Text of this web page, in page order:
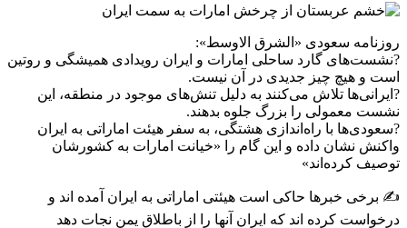
روزنامه سعودی «الشرق الاوسط»:
?نشست‌های گارد ساحلی امارات و ایران رویدادی همیشگی و روتین
است و هیچ چیز جدیدی در آن نیست.
?ایرانی‌ها تلاش می‌کنند به دلیل تنش‌های موجود در منطقه، این
نشست معمولی را بزرگ جلوه بدهند.
?سعودی‌ها با راه‌اندازی هشتگی، به سفر هیئت اماراتی به ایران
واکنش نشان داده و این گام را «خیانت امارات به کشورشان
توصیف کرده‌اند»
✍ برخی خبرها حاکی است هیئتی اماراتی به ایران آمده اند و
درخواست کرده اند که ایران آنها را از باطلاق یمن نجات دهد